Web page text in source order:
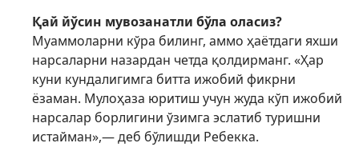
Қай йўсин мувозанатли бўла оласиз?
Муаммоларни кўра билинг, аммо ҳаётдаги яхши
нарсаларни назардан четда қолдирманг. «Ҳар
куни кундалигимга битта ижобий фикрни
ёзаман. Мулоҳаза юритиш учун жуда кўп ижобий
нарсалар борлигини ўзимга эслатиб туришни
истайман»,— деб бўлишди Ребекка.